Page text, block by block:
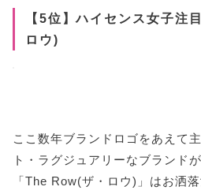
【5位】ハイセンス女子
ロウ)
ここ数年ブランドロゴをあえて
ト・ラグジュアリーなブランド
「The Row(ザ・ロウ)」はお洒